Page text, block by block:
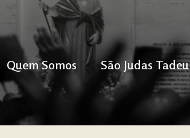
Quem Somos São Judas Tadeu